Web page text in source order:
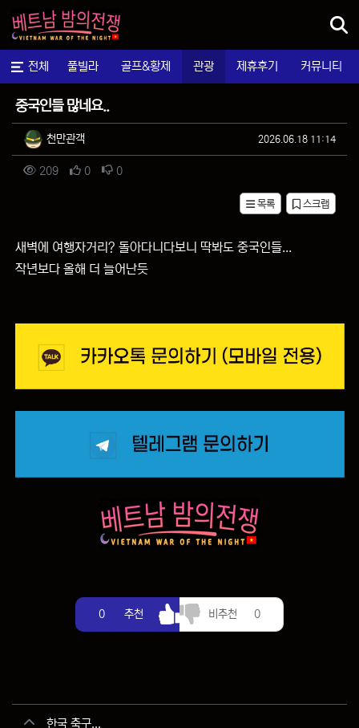
전체 메뉴
마사지 풀빌라 골프&황제 관광 제휴후기 커뮤니티
자유게시판
중국인들 많네요..
작성자 정보
천만관객 작성일
2026.06.18 11:14
컨텐츠 정보
209조회 0추천 0비추천
목록 스크랩
본문
새벽에 여행자거리? 돌아다니다보니 딱봐도 중국인들...
작년보다 올해 더 늘어난듯
0 추천 추천 비추천 0
비추천
관련자료
한국 축구...